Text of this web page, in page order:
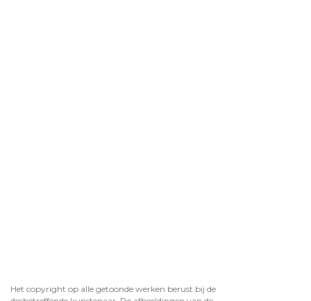
Het copyright op alle getoonde werken berust bij de